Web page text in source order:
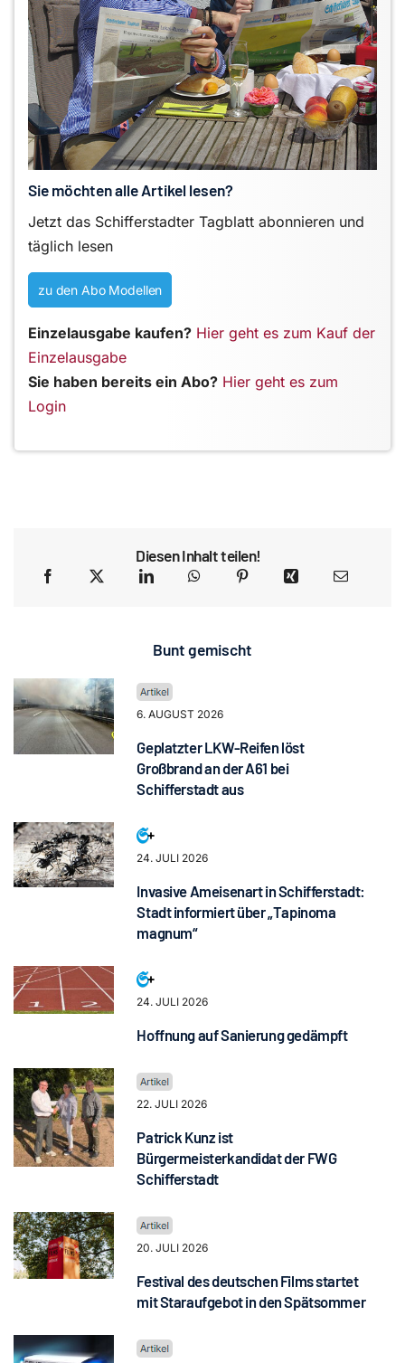
Sie möchten alle Artikel lesen?
Jetzt das Schifferstadter Tagblatt abonnieren und
täglich lesen
zu den Abo Modellen
Einzelausgabe kaufen? Hier geht es zum Kauf der
Einzelausgabe
Sie haben bereits ein Abo? Hier geht es zum
Login
Diesen Inhalt teilen!
Bunt gemischt
6. AUGUST 2026
Geplatzter LKW-Reifen löst
Großbrand an der A61 bei
Schifferstadt aus
24. JULI 2026
Invasive Ameisenart in Schifferstadt:
Stadt informiert über „Tapinoma
magnum“
24. JULI 2026
Hoffnung auf Sanierung gedämpft
22. JULI 2026
Patrick Kunz ist
Bürgermeisterkandidat der FWG
Schifferstadt
20. JULI 2026
Festival des deutschen Films startet
mit Staraufgebot in den Spätsommer